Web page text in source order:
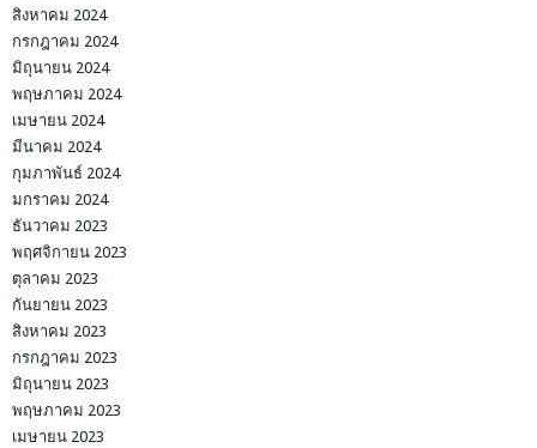
สิงหาคม 2024
กรกฎาคม 2024
มิถุนายน 2024
พฤษภาคม 2024
เมษายน 2024
มีนาคม 2024
กุมภาพันธ์ 2024
มกราคม 2024
ธันวาคม 2023
พฤศจิกายน 2023
ตุลาคม 2023
กันยายน 2023
สิงหาคม 2023
กรกฎาคม 2023
มิถุนายน 2023
พฤษภาคม 2023
เมษายน 2023